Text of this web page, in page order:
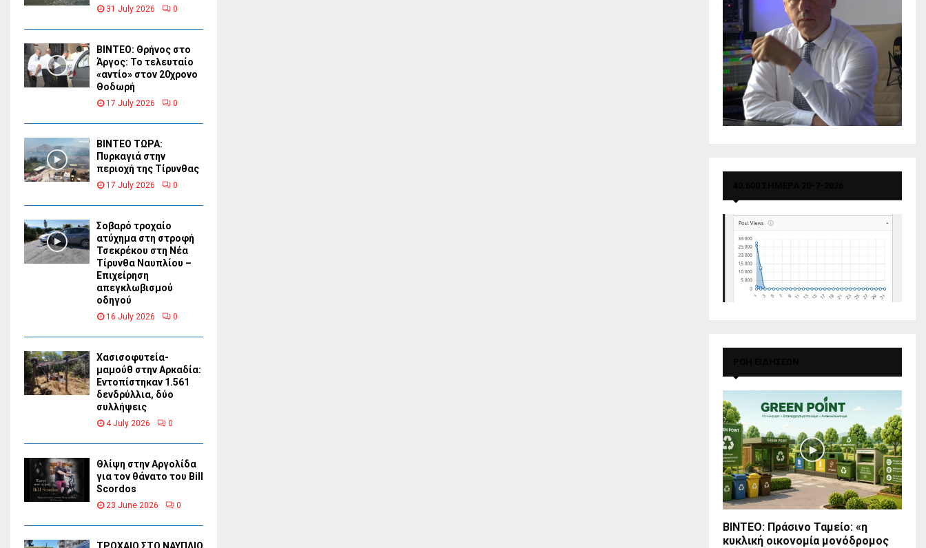
31 July 2026 0
ΒΙΝΤΕΟ: Θρήνος στο
Άργος: Το τελευταίο
«αντίο» στον 20χρονο
Θοδωρή
17 July 2026 0
ΒΙΝΤΕΟ ΤΩΡΑ:
Πυρκαγιά στην
περιοχή της Τίρυνθας
17 July 2026 0
Σοβαρό τροχαίο
ατύχημα στη στροφή
Τσεκρέκου στη Νέα
Τίρυνθα Ναυπλίου –
Επιχείρηση
απεγκλωβισμού
οδηγού
16 July 2026 0
Χασισοφυτεία-
μαμούθ στην Αρκαδία:
Εντοπίστηκαν 1.561
δενδρύλλια, δύο
συλλήψεις
4 July 2026 0
Θλίψη στην Αργολίδα
για τον θάνατο του Bill
Scordos
23 June 2026 0
BINTEO: Πράσινο Ταμείο: «η
κυκλική οικονομία μονόδρομος